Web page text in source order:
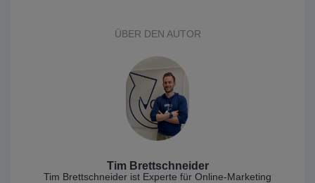
ÜBER DEN AUTOR
Tim Brettschneider
Tim Brettschneider ist Experte für Online-Marketing